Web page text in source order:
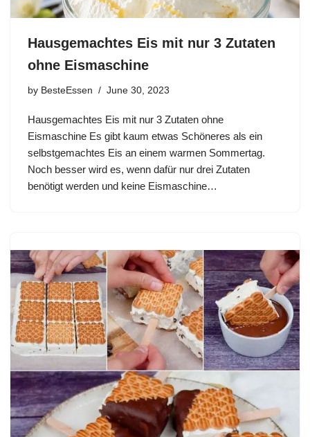
Hausgemachtes Eis mit nur 3 Zutaten
ohne Eismaschine
by BesteEssen June 30, 2023
Hausgemachtes Eis mit nur 3 Zutaten ohne
Eismaschine Es gibt kaum etwas Schöneres als ein
selbstgemachtes Eis an einem warmen Sommertag.
Noch besser wird es, wenn dafür nur drei Zutaten
benötigt werden und keine Eismaschine…